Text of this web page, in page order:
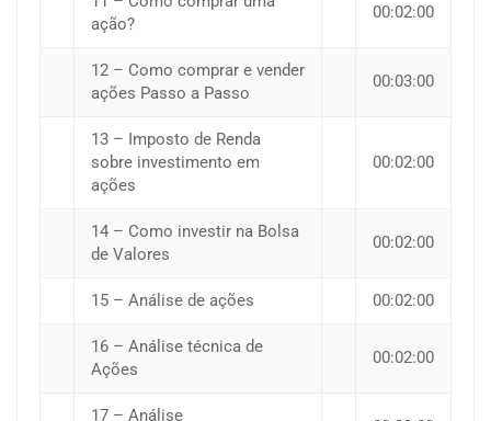
ação?
00:02:00
12 – Como comprar e vender
ações Passo a Passo
00:03:00
13 – Imposto de Renda
sobre investimento em
ações
00:02:00
14 – Como investir na Bolsa
de Valores
00:02:00
15 – Análise de ações 00:02:00
16 – Análise técnica de
Ações
00:02:00
17 – Análise